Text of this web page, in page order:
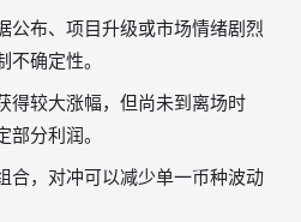
公布、项目升级或市场情绪剧烈
确定性。
得较大涨幅，但尚未到离场时
分利润。
合，对冲可以减少单一币种波动